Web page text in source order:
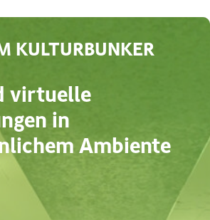
KULTURBUNKER
virtuelle
in
Ambiente